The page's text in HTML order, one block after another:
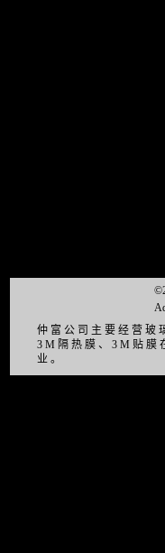
仲富公司主要经营玻
3M隔热膜、3M贴膜
业。